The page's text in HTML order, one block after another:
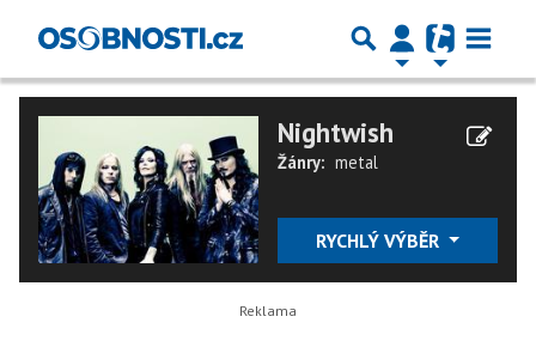
Nightwish
Žánry: metal
RYCHLÝ VÝBĚR